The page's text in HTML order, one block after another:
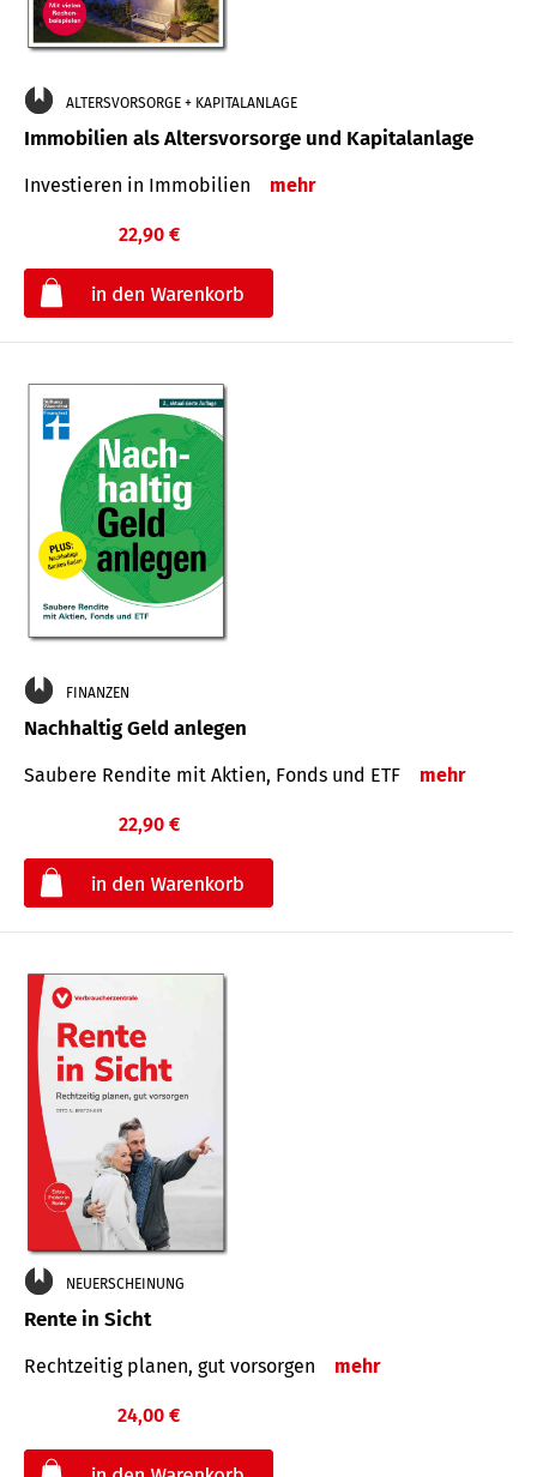
ALTERSVORSORGE + KAPITALANLAGE
Immobilien als Altersvorsorge und Kapitalanlage
Investieren in Immobilien mehr
22,90 €
FINANZEN
Nachhaltig Geld anlegen
Saubere Rendite mit Aktien, Fonds und ETF mehr
22,90 €
NEUERSCHEINUNG
Rente in Sicht
Rechtzeitig planen, gut vorsorgen mehr
24,00 €